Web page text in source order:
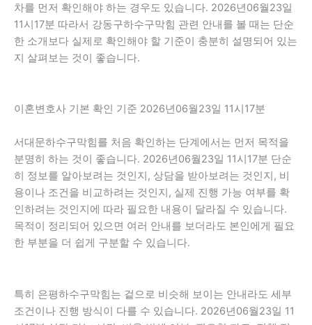
차를 먼저 확인해야 하는 경우도 있습니다. 2026년06월23일
11시17분 따라서 강동구하수구막힘 관련 안내를 볼 때는 단순
한 소개보다 실제로 확인해야 할 기준이 충분히 설명되어 있는
지 살펴보는 것이 좋습니다.
이혼변호사 기본 확인 기준 2026년06월23일 11시17분
서대문하수구막힘를 처음 확인하는 단계에서는 먼저 목적을
분명히 하는 것이 좋습니다. 2026년06월23일 11시17분 단순
히 정보를 알아보려는 것인지, 상담을 받아보려는 것인지, 비
용이나 조건을 비교하려는 것인지, 실제 진행 가능 여부를 확
인하려는 것인지에 따라 필요한 내용이 달라질 수 있습니다.
목적이 정리되어 있으면 여러 안내를 보더라도 본인에게 필요
한 부분을 더 쉽게 구분할 수 있습니다.
특히 은평하수구막힘는 겉으로 비슷해 보이는 안내라도 세부
조건이나 진행 방식이 다를 수 있습니다. 2026년06월23일 11